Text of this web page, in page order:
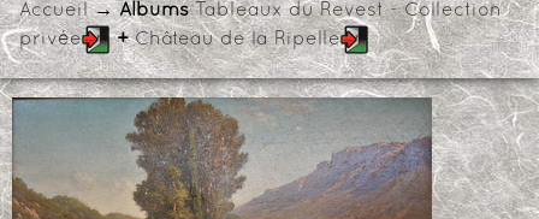
Accueil→ AlbumsTableaux du Revest - Collection
privée
+Château de la Ripelle